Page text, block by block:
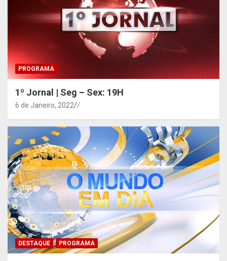
PROGRAMA
1º Jornal | Seg – Sex: 19H
6 de Janeiro, 2022 /
DESTAQUE PROGRAMA